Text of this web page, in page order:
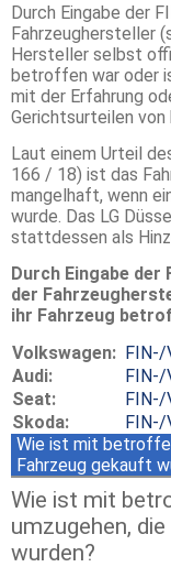
Durch Eingabe der
Fahrzeughersteller
Hersteller selbst
betroffen war oder
mit der Erfahrung
Gerichtsurteilen
Laut einem Urteil
166 / 18) ist das
mangelhaft, wenn
wurde. Das LG
stattdessen als
Durch Eingabe der
der
ihr Fahrzeug
Volkswagen: FIN-/
Audi:
FIN-/
Seat:
FIN-/
Skoda:
FIN-/
Wie ist mit
Fahrzeug gekauft
Wie ist mit
umzugehen,
wurden?